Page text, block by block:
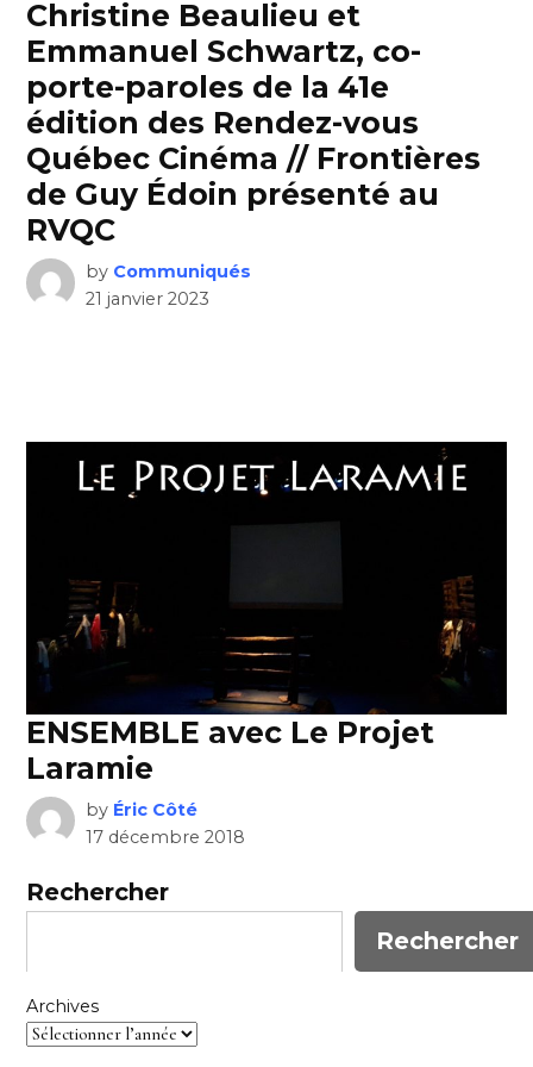
Christine Beaulieu et
Emmanuel Schwartz, co-
porte-paroles de la 41e
édition des Rendez-vous
Québec Cinéma // Frontières
de Guy Édoin présenté au
RVQC
by Communiqués
21 janvier 2023
ENSEMBLE avec Le Projet
Laramie
by Éric Côté
17 décembre 2018
Rechercher
Rechercher
Archives